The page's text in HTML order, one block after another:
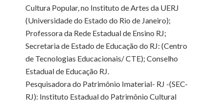
Cultura Popular, no Instituto de Artes da UERJ
(Universidade do Estado do Rio de Janeiro);
Professora da Rede Estadual de Ensino RJ;
Secretaria de Estado de Educação do RJ: (Centro
de Tecnologias Educacionais/ CTE); Conselho
Estadual de Educação RJ.
Pesquisadora do Patrimônio Imaterial- RJ -(SEC-
RJ): Instituto Estadual do Patrimônio Cultural